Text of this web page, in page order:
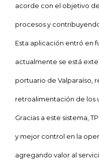
acorde con el objetivo de
procesos y
Esta aplicación entró en
actualmente se está
portuario de Valparaíso,
retroalimentación de los
Gracias a este sistema,
y mejor control en la
agregando valor al